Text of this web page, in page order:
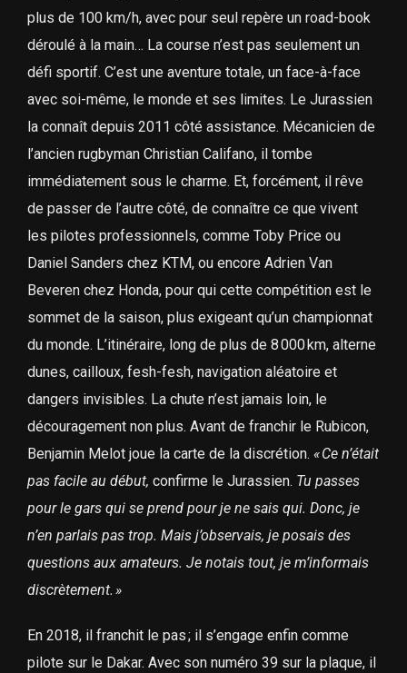
plus de 100 km/h, avec pour seul repère un road-book
déroulé à la main… La course n’est pas seulement un
défi sportif. C’est une aventure totale, un face-à-face
avec soi-même, le monde et ses limites. Le Jurassien
la connaît depuis 2011 côté assistance. Mécanicien de
l’ancien rugbyman Christian Califano, il tombe
immédiatement sous le charme. Et, forcément, il rêve
de passer de l’autre côté, de connaître ce que vivent
les pilotes professionnels, comme Toby Price ou
Daniel Sanders chez KTM, ou encore Adrien Van
Beveren chez Honda, pour qui cette compétition est le
sommet de la saison, plus exigeant qu’un championnat
du monde. L’itinéraire, long de plus de 8 000 km, alterne
dunes, cailloux, fesh-fesh, navigation aléatoire et
dangers invisibles. La chute n’est jamais loin, le
découragement non plus. Avant de franchir le Rubicon,
Benjamin Melot joue la carte de la discrétion. « Ce n’était
pas facile au début, confirme le Jurassien. Tu passes
pour le gars qui se prend pour je ne sais qui. Donc, je
n’en parlais pas trop. Mais j’observais, je posais des
questions aux amateurs. Je notais tout, je m’informais
discrètement. »
En 2018, il franchit le pas ; il s’engage enfin comme
pilote sur le Dakar. Avec son numéro 39 sur la plaque, il